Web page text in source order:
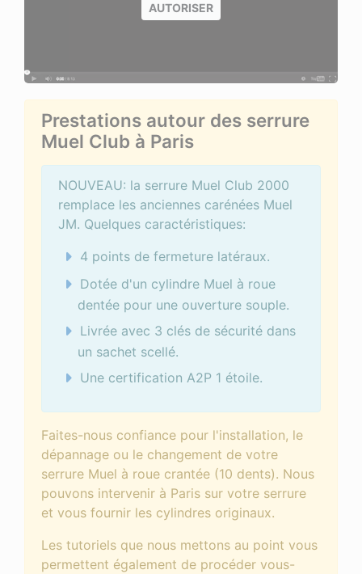
AUTORISER
Prestations autour des serrure
Muel Club à Paris
NOUVEAU: la serrure Muel Club 2000
remplace les anciennes carénées Muel
JM. Quelques caractéristiques:
4 points de fermeture latéraux.
Dotée d'un cylindre Muel à roue
dentée pour une ouverture souple.
Livrée avec 3 clés de sécurité dans
un sachet scellé.
Une certification A2P 1 étoile.
Faites-nous confiance pour l'installation, le
dépannage ou le changement de votre
serrure Muel à roue crantée (10 dents). Nous
pouvons intervenir à Paris sur votre serrure
et vous fournir les cylindres originaux.
Les tutoriels que nous mettons au point vous
permettent également de procéder vous-